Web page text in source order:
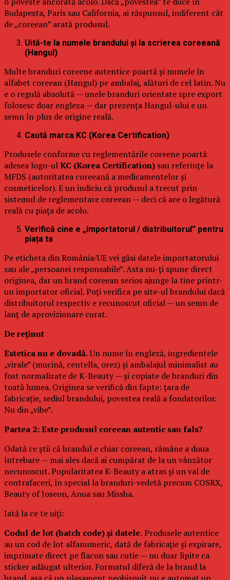
Budapesta, Paris sau California, ai răspunsul, indiferent cât
de „coreean” arată produsul.
Uită-te la numele brandului și la scrierea coreeană
(Hangul)
Multe branduri coreene autentice poartă și numele în
alfabet coreean (Hangul) pe ambalaj, alături de cel latin. Nu
e o regulă absolută — unele branduri orientate spre export
folosesc doar engleza — dar prezența Hangul-ului e un
semn în plus de origine reală.
Caută marca KC (Korea Certification)
Produsele conforme cu reglementările coreene poartă
adesea logo-ulKC (Korea Certification) sau referințe la
MFDS (autoritatea coreeană a medicamentelor și
cosmeticelor). E un indiciu că produsul a trecut prin
sistemul de reglementare coreean — deci că are o legătură
reală cu piața de acolo.
Verifică cine e „importatorul / distribuitorul” pentru
piața ta
Pe eticheta din România/UE vei găsi datele importatorului
sau ale „persoanei responsabile”. Asta nu-ți spune direct
originea, dar un brand coreean serios ajunge la tine printr-
un importator oficial. Poți verifica pe site-ul brandului dacă
distribuitorul respectiv e recunoscut oficial — un semn de
lanț de aprovizionare curat.
De reținut
Estetica nu e dovadă.Un nume în engleză, ingredientele
„virale” (mucină, centella, orez) și ambalajul minimalist au
fost normalizate de K-Beauty — și copiate de branduri din
toată lumea. Originea se verifică din fapte: țara de
fabricație, sediul brandului, povestea reală a fondatorilor.
Nu din „vibe”.
Partea 2: Este produsul coreean autentic sau fals?
Odată ce știi că brandul e chiar coreean, rămâne a doua
întrebare — mai ales dacă ai cumpărat de la un vânzător
necunoscut. Popularitatea K-Beauty a atras și un val de
contrafaceri, în special la branduri-vedetă precum COSRX,
Beauty of Joseon, Anua sau Missha.
Iată la ce te uiți:
Codul de lot (batch code) și datele.Produsele autentice
au un cod de lot alfanumeric, dată de fabricație și expirare,
imprimate direct pe flacon sau cutie — nu doar lipite ca
sticker adăugat ulterior. Formatul diferă de la brand la